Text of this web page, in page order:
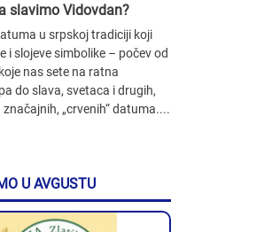
slavimo Vidovdan?
u srpskoj tradiciji koji
i slojeve simbolike – počev od
nas sete na ratna
do slava, svetaca i drugih,
„crvenih“ datuma....
U AVGUSTU